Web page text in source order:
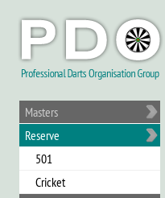
Masters
Reserve
501
Cricket